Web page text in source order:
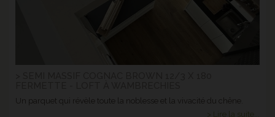
Un parquet qui révèle toute la noblesse et la vivacité du chêne.
> Lire la suite...